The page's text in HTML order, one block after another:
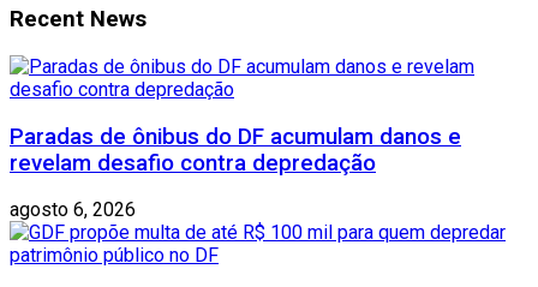
Recent News
Paradas de ônibus do DF acumulam danos e
revelam desafio contra depredação
agosto 6, 2026